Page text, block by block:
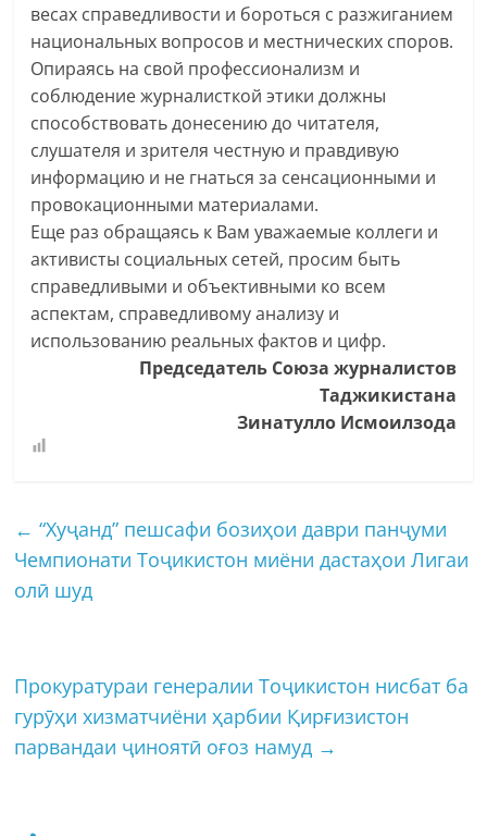
весах справедливости и бороться с разжиганием
национальных вопросов и местнических споров.
Опираясь на свой профессионализм и
соблюдение журналисткой этики должны
способствовать донесению до читателя,
слушателя и зрителя честную и правдивую
информацию и не гнаться за сенсационными и
провокационными материалами.
Еще раз обращаясь к Вам уважаемые коллеги и
активисты социальных сетей, просим быть
справедливыми и объективными ко всем
аспектам, справедливому анализу и
использованию реальных фактов и цифр.
Председатель Союза журналистов
Таджикистана
Зинатулло Исмоилзода
← “Хуҷанд” пешсафи бозиҳои даври панҷуми
Чемпионати Тоҷикистон миёни дастаҳои Лигаи
олӣ шуд
Прокуратураи генералии Тоҷикистон нисбат ба
гурӯҳи хизматчиёни ҳарбии Қирғизистон
парвандаи ҷиноятӣ оғоз намуд →